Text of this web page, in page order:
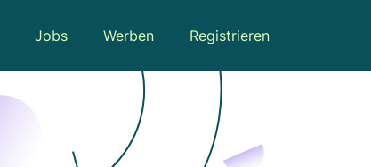
Jobs Werben Registrieren